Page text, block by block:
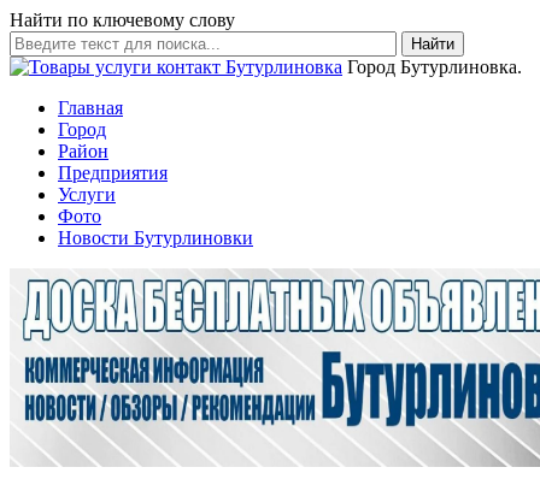
Найти по ключевому слову
Найти
Город Бутурлиновка.
Главная
Город
Район
Предприятия
Услуги
Фото
Новости Бутурлиновки